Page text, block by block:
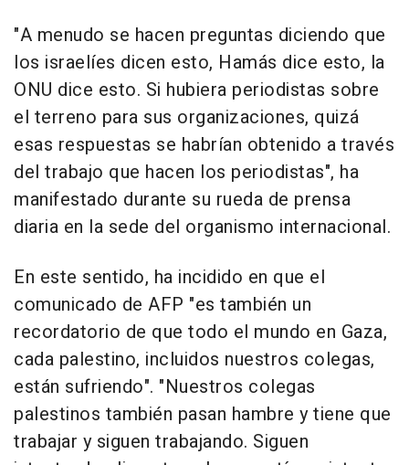
"A menudo se hacen preguntas diciendo que
los israelíes dicen esto, Hamás dice esto, la
ONU dice esto. Si hubiera periodistas sobre
el terreno para sus organizaciones, quizá
esas respuestas se habrían obtenido a través
del trabajo que hacen los periodistas", ha
manifestado durante su rueda de prensa
diaria en la sede del organismo internacional.
En este sentido, ha incidido en que el
comunicado de AFP "es también un
recordatorio de que todo el mundo en Gaza,
cada palestino, incluidos nuestros colegas,
están sufriendo". "Nuestros colegas
palestinos también pasan hambre y tiene que
trabajar y siguen trabajando. Siguen